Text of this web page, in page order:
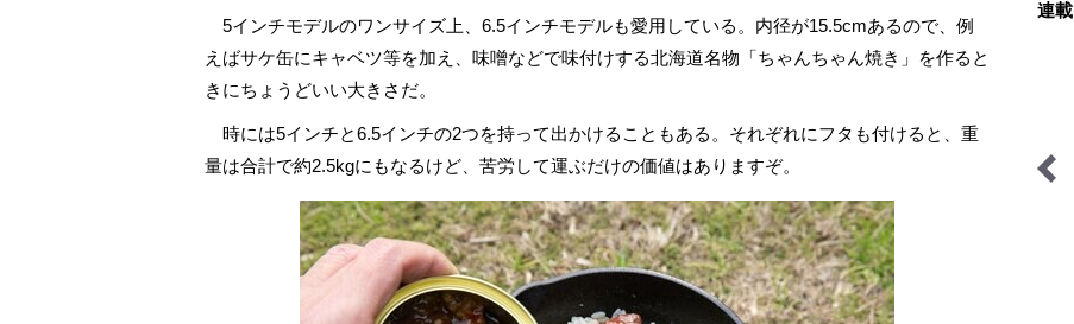
5インチモデルのワンサイズ上、6.5インチモデルも愛用している。内径が15.5cmあるので、例
えばサケ缶にキャベツ等を加え、味噌などで味付けする北海道名物「ちゃんちゃん焼き」を作ると
きにちょうどいい大きさだ。
時には5インチと6.5インチの2つを持って出かけることもある。それぞれにフタも付けると、重
量は合計で約2.5kgにもなるけど、苦労して運ぶだけの価値はありますぞ。
連載
サバイバル登山家を撮る
山帰り、今日はどこでとと
のう？
里山アドベンチャー！ソト
アソ日和